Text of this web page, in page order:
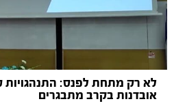
לא רק מתחת לפנס: התנהגויות
אובדנות בקרב מתבגרים